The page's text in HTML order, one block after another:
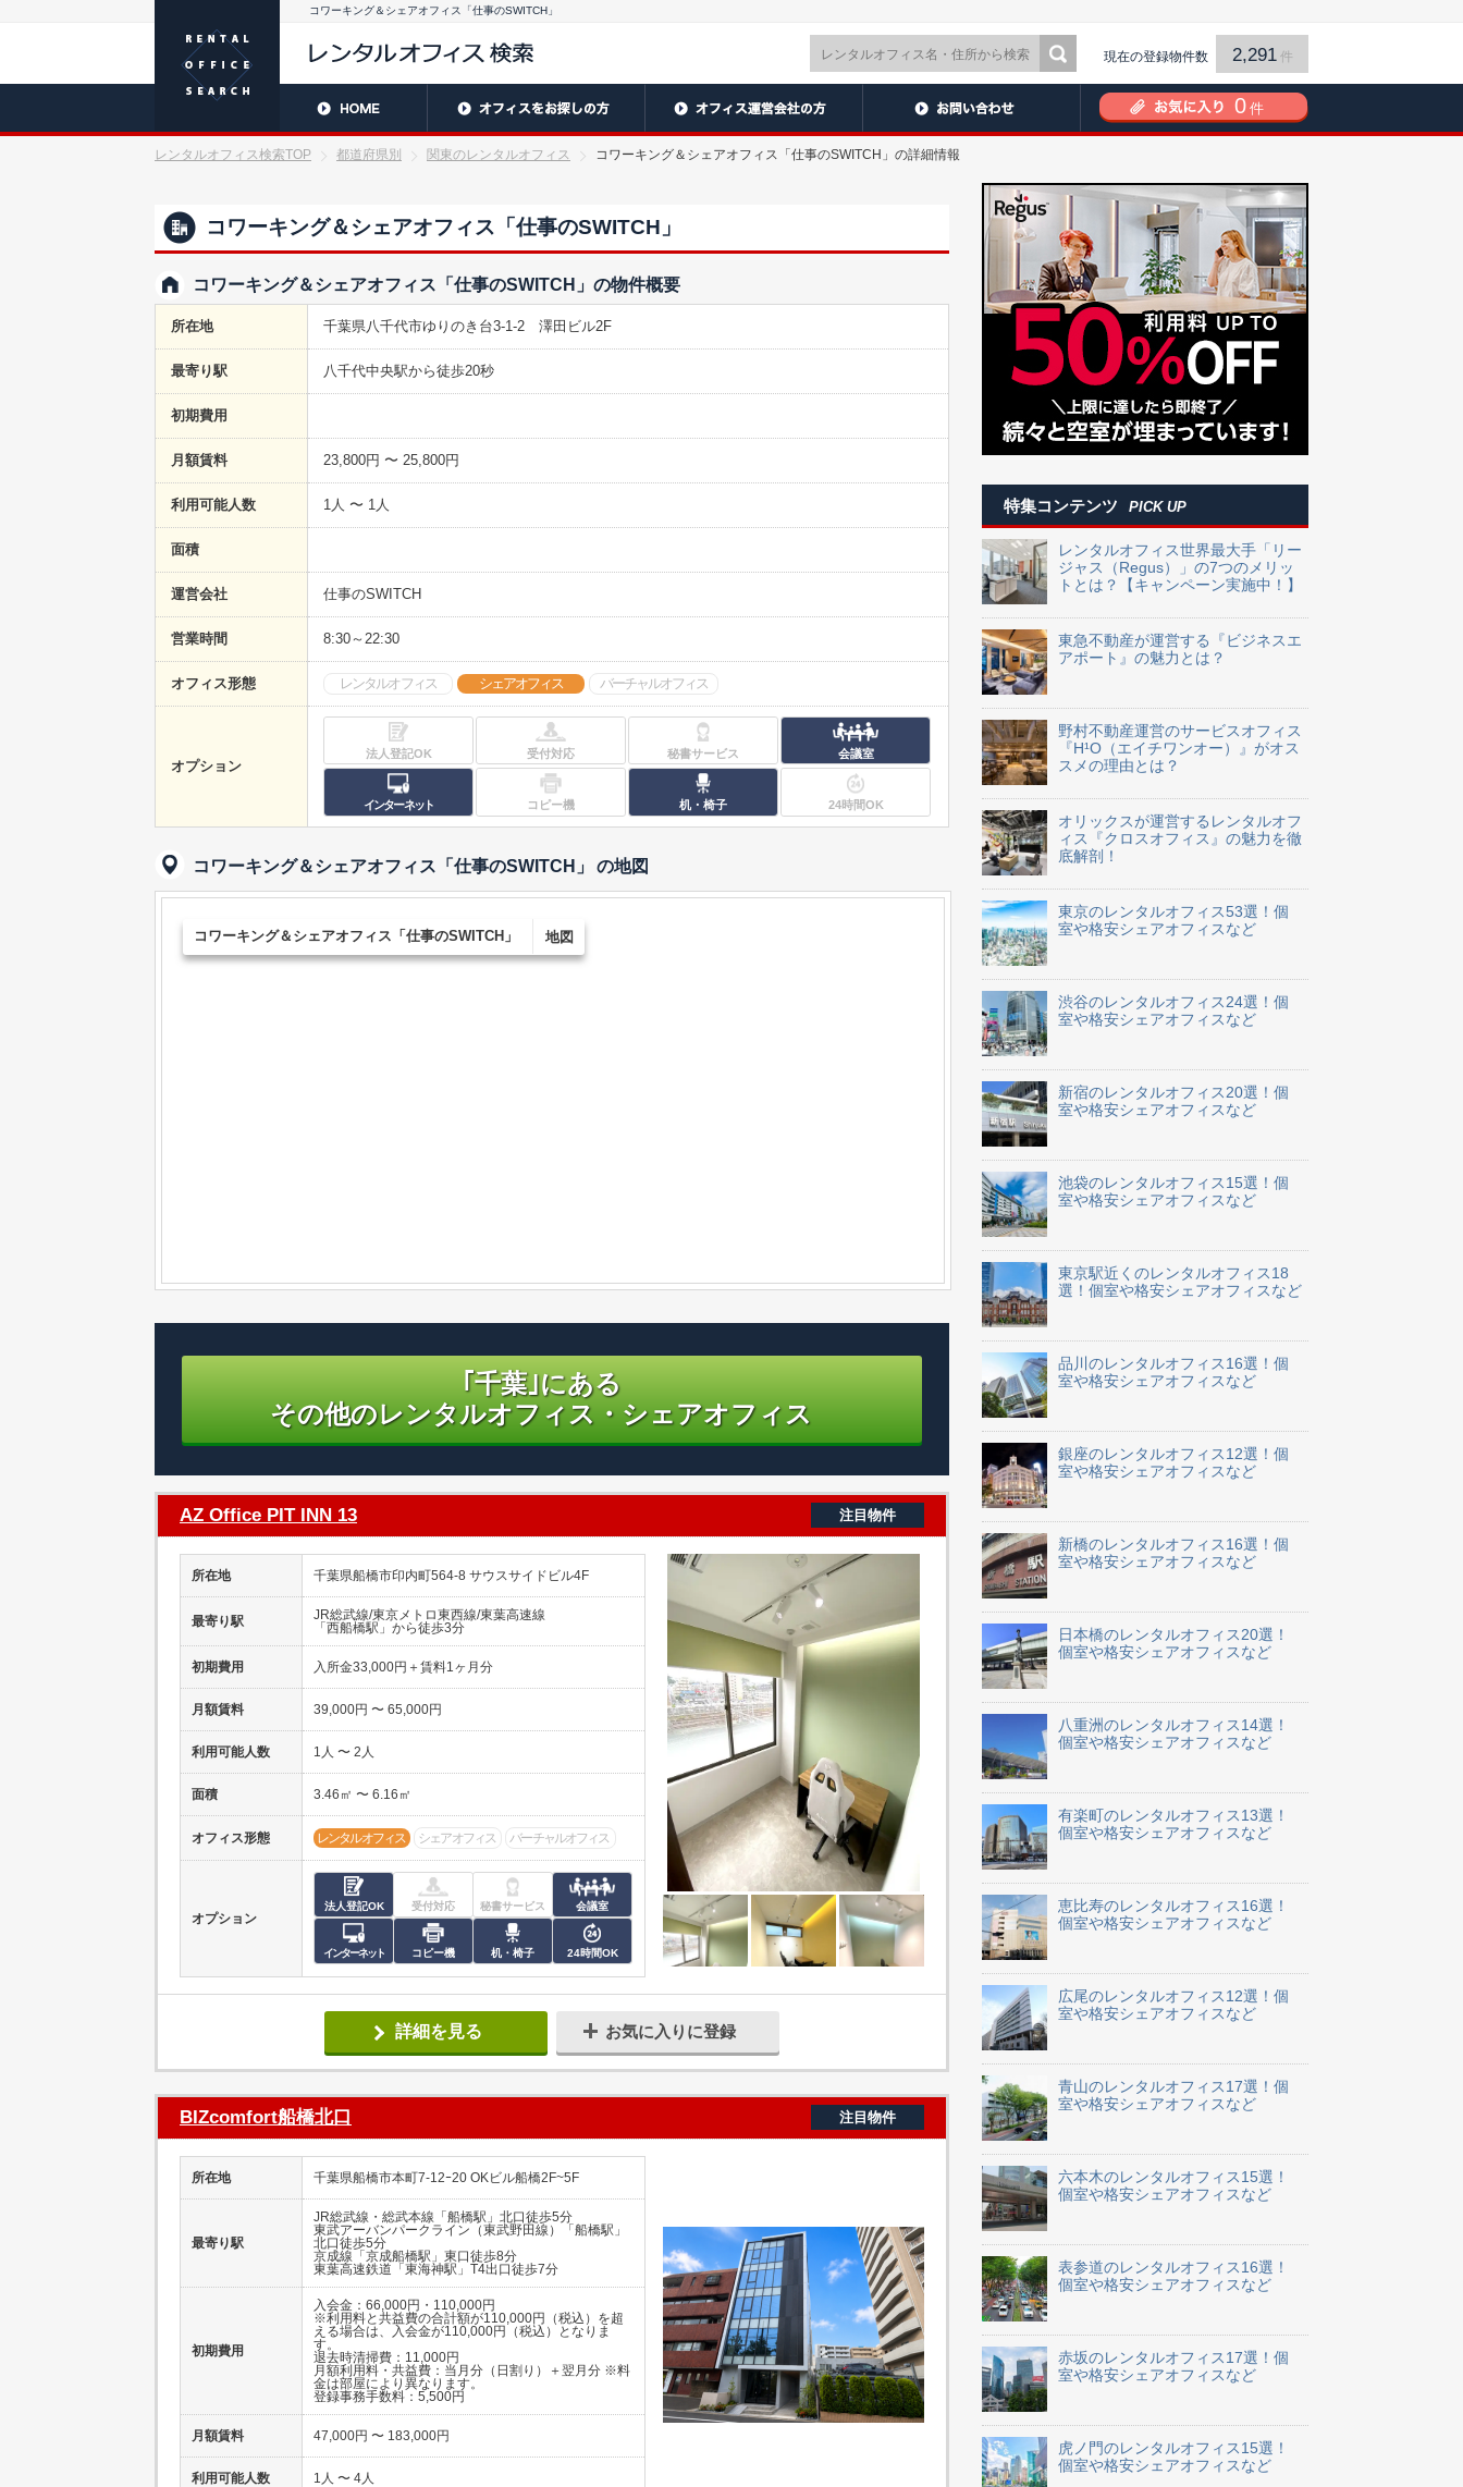
コワーキング＆シェアオフィス「仕事のSWITCH」
現在の登録物件数 2,291 件
0 件
レンタルオフィス検索TOP 都道府県別 関東のレンタルオフィス コワーキング＆シェアオフィス「仕事のSWITCH」の詳細情報
コワーキング＆シェアオフィス「仕事のSWITCH」
コワーキング＆シェアオフィス「仕事のSWITCH」の物件概要
所在地 千葉県八千代市ゆりのき台3-1-2 澤田ビル2F
最寄り駅 八千代中央駅から徒歩20秒
初期費用
月額賃料 23,800円 〜 25,800円
利用可能人数 1人 〜 1人
面積
運営会社 仕事のSWITCH
営業時間 8:30～22:30
オフィス形態 レンタルオフィス シェアオフィス バーチャルオフィス
オプション
法人登記OK 受付対応 秘書サービス 会議室
インターネット コピー機 机・椅子 24時間OK
コワーキング＆シェアオフィス「仕事のSWITCH」 の地図
コワーキング＆シェアオフィス「仕事のSWITCH」 地図
｢千葉｣にある
その他のレンタルオフィス・シェアオフィス
AZ Office PIT INN 13 注目物件
所在地 千葉県船橋市印内町564-8 サウスサイドビル4F
最寄り駅
JR総武線/東京メトロ東西線/東葉高速線
「西船橋駅」から徒歩3分
初期費用 入所金33,000円＋賃料1ヶ月分
月額賃料 39,000円 〜 65,000円
利用可能人数 1人 〜 2人
面積 3.46㎡ 〜 6.16㎡
オフィス形態 レンタルオフィス シェアオフィス バーチャルオフィス
オプション
法人登記OK 受付対応 秘書サービス 会議室
インターネット コピー機 机・椅子 24時間OK
詳細を見る お気に入りに登録
BIZcomfort船橋北口 注目物件
所在地 千葉県船橋市本町7-12ｰ20 OKビル船橋2F~5F
最寄り駅
JR総武線・総武本線「船橋駅」北口徒歩5分
東武アーバンパークライン（東武野田線）「船橋駅」
北口徒歩5分
京成線「京成船橋駅」東口徒歩8分
東葉高速鉄道「東海神駅」T4出口徒歩7分
初期費用
入会金：66,000円・110,000円
※利用料と共益費の合計額が110,000円（税込）を超
える場合は、入会金が110,000円（税込）となりま
す。
退去時清掃費：11,000円
月額利用料・共益費：当月分（日割り）＋翌月分 ※料
金は部屋により異なります。
登録事務手数料：5,500円
月額賃料 47,000円 〜 183,000円
利用可能人数 1人 〜 4人
特集コンテンツ PICK UP
レンタルオフィス世界最大手「リー
ジャス（Regus）」の7つのメリッ
トとは？【キャンペーン実施中！】
東急不動産が運営する『ビジネスエ
アポート』の魅力とは？
野村不動産運営のサービスオフィス
『H¹O（エイチワンオー）』がオス
スメの理由とは？
オリックスが運営するレンタルオフ
ィス『クロスオフィス』の魅力を徹
底解剖！
東京のレンタルオフィス53選！個
室や格安シェアオフィスなど
渋谷のレンタルオフィス24選！個
室や格安シェアオフィスなど
新宿のレンタルオフィス20選！個
室や格安シェアオフィスなど
池袋のレンタルオフィス15選！個
室や格安シェアオフィスなど
東京駅近くのレンタルオフィス18
選！個室や格安シェアオフィスなど
品川のレンタルオフィス16選！個
室や格安シェアオフィスなど
銀座のレンタルオフィス12選！個
室や格安シェアオフィスなど
新橋のレンタルオフィス16選！個
室や格安シェアオフィスなど
日本橋のレンタルオフィス20選！
個室や格安シェアオフィスなど
八重洲のレンタルオフィス14選！
個室や格安シェアオフィスなど
有楽町のレンタルオフィス13選！
個室や格安シェアオフィスなど
恵比寿のレンタルオフィス16選！
個室や格安シェアオフィスなど
広尾のレンタルオフィス12選！個
室や格安シェアオフィスなど
青山のレンタルオフィス17選！個
室や格安シェアオフィスなど
六本木のレンタルオフィス15選！
個室や格安シェアオフィスなど
表参道のレンタルオフィス16選！
個室や格安シェアオフィスなど
赤坂のレンタルオフィス17選！個
室や格安シェアオフィスなど
虎ノ門のレンタルオフィス15選！
個室や格安シェアオフィスなど